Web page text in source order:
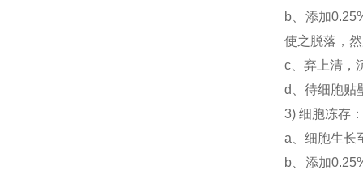
b、添加
使之脱落，
c、弃上清，
d、待细胞贴
3) 细胞冻存
a、细胞生长
b、添加